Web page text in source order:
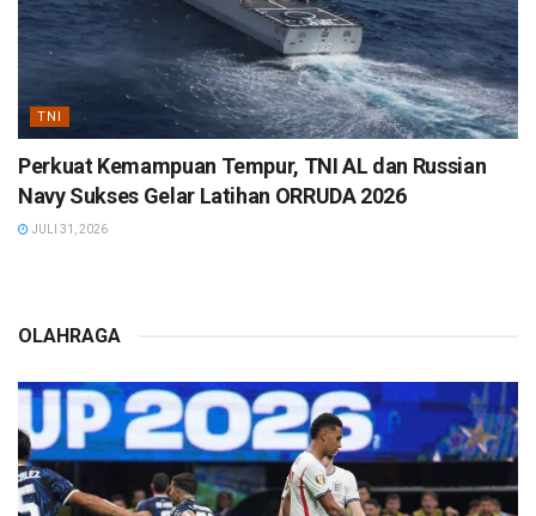
TNI
Perkuat Kemampuan Tempur, TNI AL dan Russian
Navy Sukses Gelar Latihan ORRUDA 2026
JULI 31, 2026
OLAHRAGA